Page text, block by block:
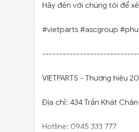
Hãy đến với chúng tôi để
#vietparts #ascgroup
VIETPARTS - Thương hiệu
Địa chỉ: 434 Trần Khát
Hotline: 0945 333 777